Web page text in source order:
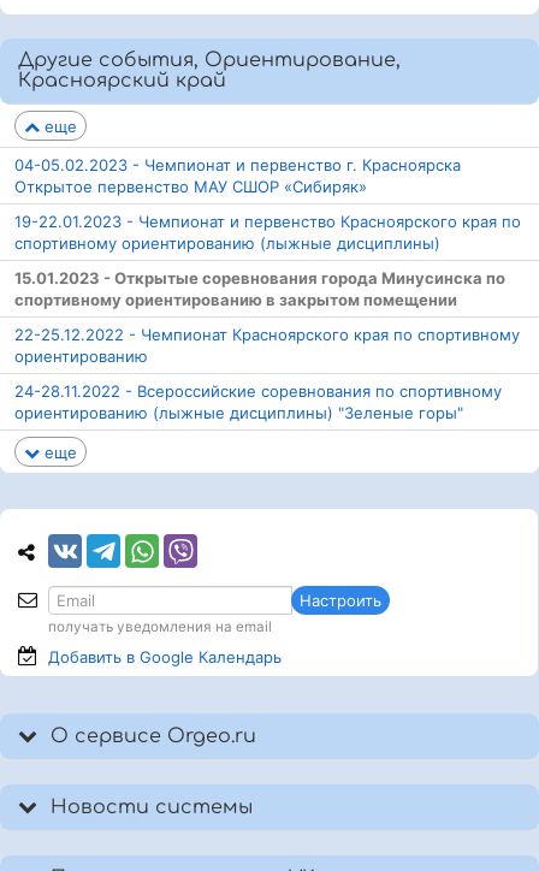
Другие события, Ориентирование,
Красноярский край
еще
04-05.02.2023 - Чемпионат и первенство г. Красноярска
Открытое первенство МАУ СШОР «Сибиряк»
19-22.01.2023 - Чемпионат и первенство Красноярского края по
спортивному ориентированию (лыжные дисциплины)
15.01.2023 - Открытые соревнования города Минусинска по
спортивному ориентированию в закрытом помещении
22-25.12.2022 - Чемпионат Красноярского края по спортивному
ориентированию
24-28.11.2022 - Всероссийские соревнования по спортивному
ориентированию (лыжные дисциплины) "Зеленые горы"
еще
Настроить
получать уведомления на email
Добавить в Google Календарь
О сервисе Orgeo.ru
Новости системы